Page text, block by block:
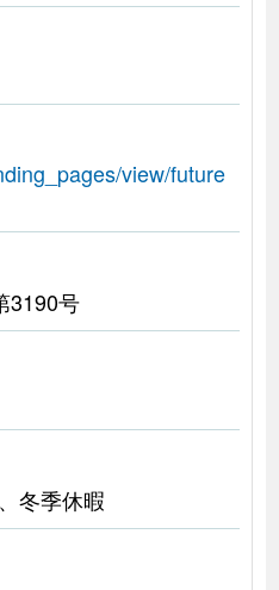
view/future
3190号
冬季休暇